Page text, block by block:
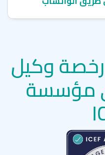
وكيل
مؤسسة